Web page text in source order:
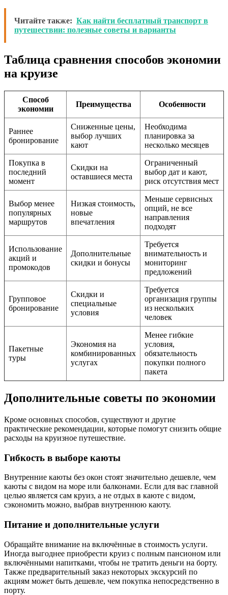
Читайте также: Как найти бесплатный транспорт в
путешествии: полезные советы и варианты
Таблица сравнения способов экономии
на круизе
Способ
экономии
Преимущества Особенности
Раннее
бронирование
Сниженные цены,
выбор лучших
кают
Необходима
планировка за
несколько месяцев
Покупка в
последний
момент
Скидки на
оставшиеся места
Ограниченный
выбор дат и кают,
риск отсутствия мест
Выбор менее
популярных
маршрутов
Низкая стоимость,
новые
впечатления
Меньше сервисных
опций, не все
направления
подходят
Использование
акций и
промокодов
Дополнительные
скидки и бонусы
Требуется
внимательность и
мониторинг
предложений
Групповое
бронирование
Скидки и
специальные
условия
Требуется
организация группы
из нескольких
человек
Пакетные
туры
Экономия на
комбинированных
услугах
Менее гибкие
условия,
обязательность
покупки полного
пакета
Дополнительные советы по экономии
Кроме основных способов, существуют и другие
практические рекомендации, которые помогут снизить общие
расходы на круизное путешествие.
Гибкость в выборе каюты
Внутренние каюты без окон стоят значительно дешевле, чем
каюты с видом на море или балконами. Если для вас главной
целью является сам круиз, а не отдых в каюте с видом,
сэкономить можно, выбрав внутреннюю каюту.
Питание и дополнительные услуги
Обращайте внимание на включённые в стоимость услуги.
Иногда выгоднее приобрести круиз с полным пансионом или
включёнными напитками, чтобы не тратить деньги на борту.
Также предварительный заказ некоторых экскурсий по
акциям может быть дешевле, чем покупка непосредственно в
порту.